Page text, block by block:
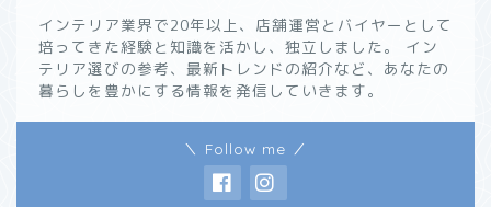
インテリア業界で20年以上、店舗運営とバイヤーとして
培ってきた経験と知識を活かし、独立しました。 イン
テリア選びの参考、最新トレンドの紹介など、あなたの
暮らしを豊かにする情報を発信していきます。
＼ Follow me ／